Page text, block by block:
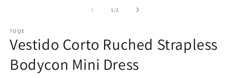
ventana
modal
1/de2
TOQE
Vestido Corto Ruched Strapless
Bodycon Mini Dress